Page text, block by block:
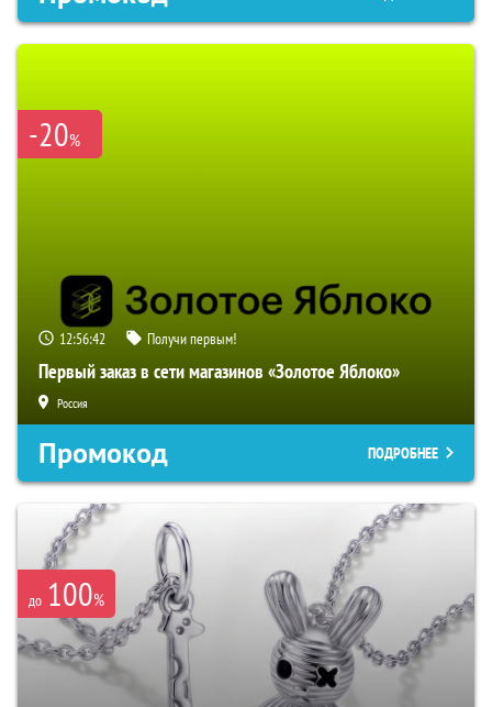
-20%
12:56:41 Получи первым!
Первый заказ в сети магазинов «Золотое Яблоко»
Россия
Промокод ПОДРОБНЕЕ
до 100%